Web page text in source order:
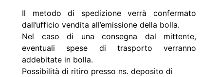
Il metodo di spedizione verrà confermato
dall’ufficio vendita all’emissione della bolla.
Nel caso di una consegna dal mittente,
eventuali spese di trasporto verranno
addebitate in bolla.
Possibilità di ritiro presso ns. deposito di